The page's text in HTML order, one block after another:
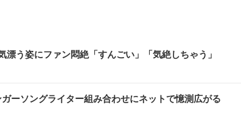
う姿にファン悶絶「すんごい」「気絶しちゃう」
ーソングライター組み合わせにネットで憶測広がる